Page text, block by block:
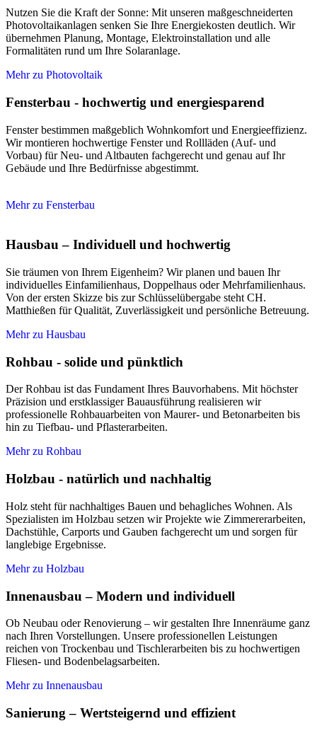
Nutzen Sie die Kraft der Sonne: Mit unseren maßgeschneiderten
Photovoltaikanlagen senken Sie Ihre Energiekosten deutlich. Wir
übernehmen Planung, Montage, Elektroinstallation und alle
Formalitäten rund um Ihre Solaranlage.
Mehr zu Photovoltaik
Fensterbau - hochwertig und energiesparend
Fenster bestimmen maßgeblich Wohnkomfort und Energieeffizienz.
Wir montieren hochwertige Fenster und Rollläden (Auf- und
Vorbau) für Neu- und Altbauten fachgerecht und genau auf Ihr
Gebäude und Ihre Bedürfnisse abgestimmt.
Mehr zu Fensterbau
Hausbau – Individuell und hochwertig
Sie träumen von Ihrem Eigenheim? Wir planen und bauen Ihr
individuelles Einfamilienhaus, Doppelhaus oder Mehrfamilienhaus.
Von der ersten Skizze bis zur Schlüsselübergabe steht CH.
Matthießen für Qualität, Zuverlässigkeit und persönliche Betreuung.
Mehr zu Hausbau
Rohbau - solide und pünktlich
Der Rohbau ist das Fundament Ihres Bauvorhabens. Mit höchster
Präzision und erstklassiger Bauausführung realisieren wir
professionelle Rohbauarbeiten von Maurer- und Betonarbeiten bis
hin zu Tiefbau- und Pflasterarbeiten.
Mehr zu Rohbau
Holzbau - natürlich und nachhaltig
Holz steht für nachhaltiges Bauen und behagliches Wohnen. Als
Spezialisten im Holzbau setzen wir Projekte wie Zimmererarbeiten,
Dachstühle, Carports und Gauben fachgerecht um und sorgen für
langlebige Ergebnisse.
Mehr zu Holzbau
Innenausbau – Modern und individuell
Ob Neubau oder Renovierung – wir gestalten Ihre Innenräume ganz
nach Ihren Vorstellungen. Unsere professionellen Leistungen
reichen von Trockenbau und Tischlerarbeiten bis zu hochwertigen
Fliesen- und Bodenbelagsarbeiten.
Mehr zu Innenausbau
Sanierung – Wertsteigernd und effizient